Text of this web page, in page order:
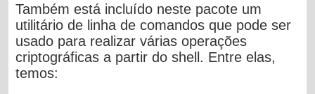
Também está incluído neste pacote um
utilitário de linha de comandos que pode ser
usado para realizar várias operações
criptográficas a partir do shell. Entre elas,
temos: